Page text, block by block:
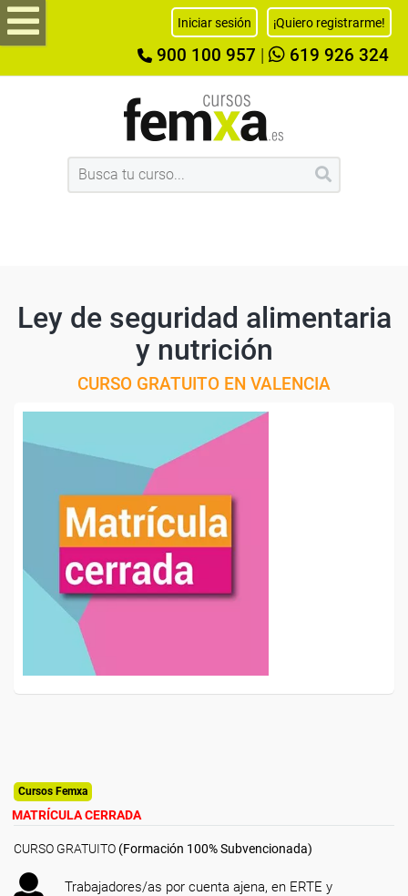
Iniciar sesión ¡Quiero registrarme!
900 100 957 619 926 324
Ley de seguridad alimentaria
y nutrición
CURSO GRATUITO EN VALENCIA
Cursos Femxa
MATRÍCULA CERRADA
CURSO GRATUITO (Formación 100% Subvencionada)
Trabajadores/as por cuenta ajena, en ERTE y